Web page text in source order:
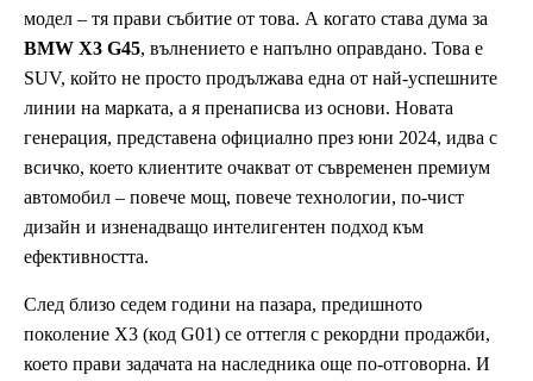
модел – тя прави събитие от това. А когато става дума за
BMW X3 G45, вълнението е напълно оправдано. Това е
SUV, който не просто продължава една от най-успешните
линии на марката, а я пренаписва из основи. Новата
генерация, представена официално през юни 2024, идва с
всичко, което клиентите очакват от съвременен премиум
автомобил – повече мощ, повече технологии, по-чист
дизайн и изненадващо интелигентен подход към
ефективността.
След близо седем години на пазара, предишното
поколение X3 (код G01) се оттегля с рекордни продажби,
което прави задачата на наследника още по-отговорна. И